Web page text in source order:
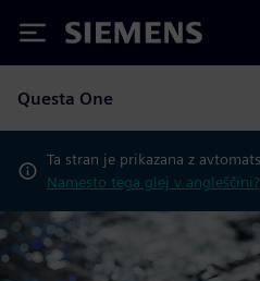
Siemens
Questa One
Ta stran je prikazana z
Namesto tega glej v angleščini?